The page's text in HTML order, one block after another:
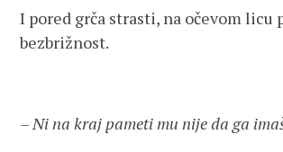
I pored grča strasti, na očevom licu
bezbrižnost.
–Ni na kraj pameti mu nije da ga